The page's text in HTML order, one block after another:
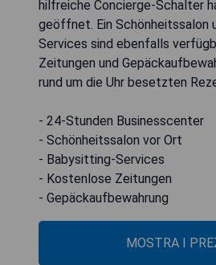
hilfreiche Concierge-Schalter
geöffnet. Ein Schönheitssalon
Services sind ebenfalls
Zeitungen und
rund um die Uhr besetzten
- 24-Stunden Businesscenter
- Schönheitssalon vor Ort
- Babysitting-Services
- Kostenlose Zeitungen
- Gepäckaufbewahrung
MOSTRA I